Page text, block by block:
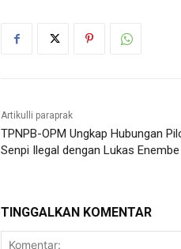
Artikulli paraprak
TPNPB-OPM Ungkap Hubungan
Senpi Ilegal dengan Lukas Enembe
TINGGALKAN KOMENTAR